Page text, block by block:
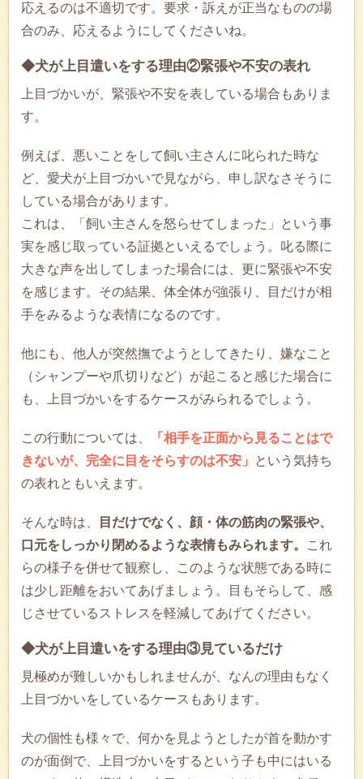
応えるのは不適切です。要求・訴えが正当なものの場
合のみ、応えるようにしてくださいね。
◆犬が上目遣いをする理由②緊張や不安の表れ
上目づかいが、緊張や不安を表している場合もありま
す。
例えば、悪いことをして飼い主さんに叱られた時な
ど、愛犬が上目づかいで見ながら、申し訳なさそうに
している場合があります。
これは、「飼い主さんを怒らせてしまった」という事
実を感じ取っている証拠といえるでしょう。叱る際に
大きな声を出してしまった場合には、更に緊張や不安
を感じます。その結果、体全体が強張り、目だけが相
手をみるような表情になるのです。
他にも、他人が突然撫でようとしてきたり、嫌なこと
（シャンプーや爪切りなど）が起こると感じた場合に
も、上目づかいをするケースがみられるでしょう。
この行動については、
「相手を正面から見ることはで
きないが、完全に目をそらすのは不安」
という気持ち
の表れともいえます。
そんな時は、
目だけでなく、顔・体の筋肉の緊張や、
口元をしっかり閉めるような表情もみられます。
これ
らの様子を併せて観察し、このような状態である時に
は少し距離をおいてあげましょう。目もそらして、感
じさせているストレスを軽減してあげてください。
◆犬が上目遣いをする理由③見ているだけ
見極めが難しいかもしれませんが、なんの理由もなく
上目づかいをしているケースもあります。
犬の個性も様々で、何かを見ようとしたが首を動かす
のが面倒で、上目づかいをするという子も中にはいる